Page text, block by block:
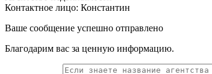
Контактное лицо: Константин
Ваше сообщение успешно отправлено
Благодарим вас за ценную информацию.